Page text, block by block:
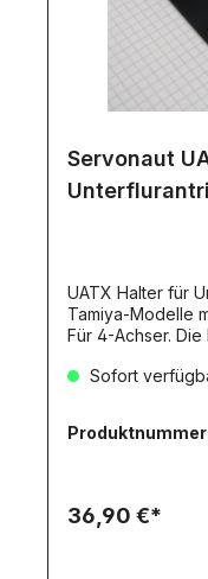
Servonaut
UATX Halter für
Tamiya-Modelle
Für 4-Achser. Die
Getriebemotor
TM72 oder TP2
korrekte
Sofort
36,90 €*